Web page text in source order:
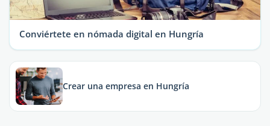
Conviértete en nómada digital en Hungría
Crear una empresa en Hungría